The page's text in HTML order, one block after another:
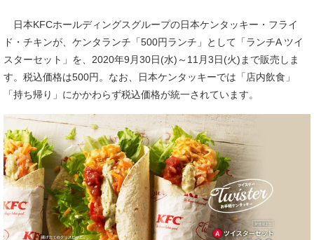
日本KFCホールディングスグループの日本ケンタッキー・フライ
ド・チキンが、ケンタランチ「500円ランチ」として「ランチA ツイ
スターセット」を、2020年9月30日(水)～11月3日(火)まで販売しま
す。税込価格は500円。なお、日本ケンタッキーでは「店内飲食」
「持ち帰り」にかかわらず税込価格が統一されています。